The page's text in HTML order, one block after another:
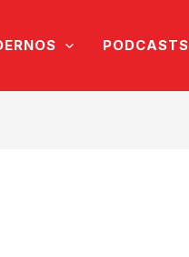
PODCASTS